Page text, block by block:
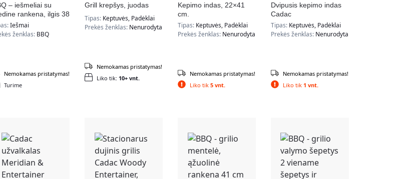
– iešmeliai su
rankena, ilgis 38
(4 vnt.)
Iešmai
ženklas: BBQ
Turime
Nemokamas pristatymas!
Grill krepšys, juodas
Tipas: Keptuvės, Padėklai
Prekės ženklas: Nenurodyta
Liko tik: 10+ vnt.
Nemokamas pristatymas!
Kepimo indas, 22×41
cm.
Tipas: Keptuvės, Padėklai
Prekės ženklas: Nenurodyta
Liko tik5 vnt.
Nemokamas pristatymas!
Dvipusis kepimo indas
Cadac
Tipas: Keptuvės, Padėklai
Prekės ženklas: Nenurodyta
Liko tik 1 vnt.
Nemokamas pristatymas!